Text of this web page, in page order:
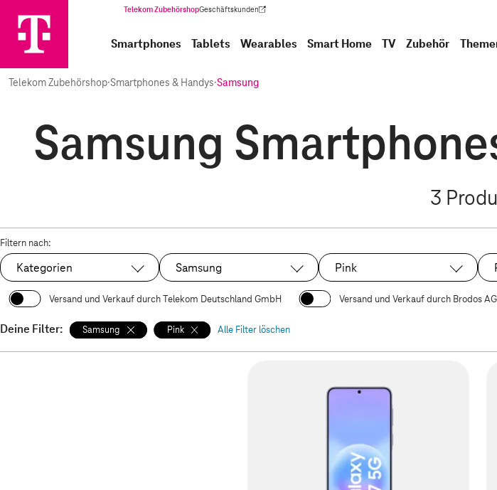
Telekom ZubehörshopGeschäftskunden
(Wird in einem neuen Tab geöffnet)
Smartphones Tablets Wearables Smart Home TV Zubehör
Telekom Zubehörshop·Smartphones & Handys·Samsung
Samsung
3
Filtern nach:
Kategorien Ausgewählt:
Samsung Ausgewählt:
Pink
Versand und Verkauf durch Telekom Deutschland GmbH Versand und Verkauf durch Brodos AG
Deine Filter: Samsung Pink Alle Filter löschen